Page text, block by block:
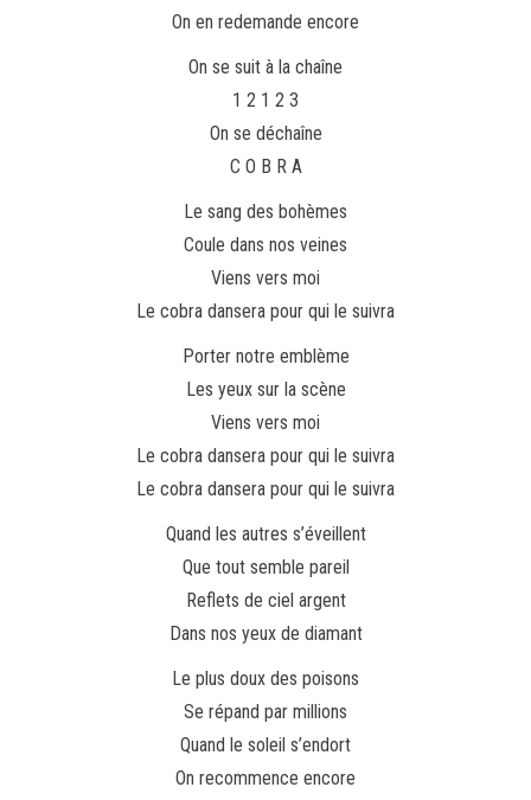
On en redemande encore
On se suit à la chaîne
1 2 1 2 3
On se déchaîne
C O B R A
Le sang des bohèmes
Coule dans nos veines
Viens vers moi
Le cobra dansera pour qui le suivra
Porter notre emblème
Les yeux sur la scène
Viens vers moi
Le cobra dansera pour qui le suivra
Le cobra dansera pour qui le suivra
Quand les autres s’éveillent
Que tout semble pareil
Reflets de ciel argent
Dans nos yeux de diamant
Le plus doux des poisons
Se répand par millions
Quand le soleil s’endort
On recommence encore